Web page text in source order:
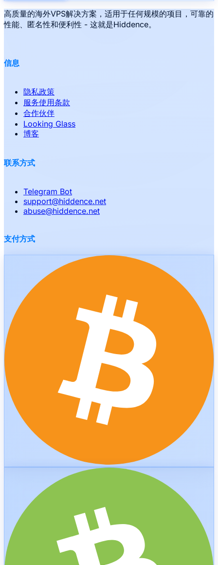
高质量的海外VPS解决方案，适用于任何规模的项目，可靠的
性能、匿名性和便利性 - 这就是Hiddence。
信息
隐私政策
服务使用条款
合作伙伴
Looking Glass
博客
联系方式
Telegram Bot
support@hiddence.net
abuse@hiddence.net
支付方式